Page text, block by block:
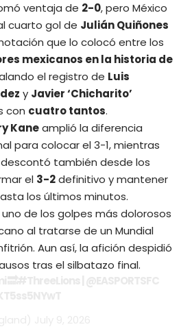
ventaja de 2-0, pero México
cuarto gol de Julián Quiñones
que lo colocó entre los
mexicanos en la historia de
el registro de Luis
y Javier ‘Chicharito’
con cuatro tantos.
Kaneamplió la diferencia
para colocar el 3-1, mientras
descontó también desde los
el 3-2definitivo y mantener
los últimos minutos.
de los golpes más dolorosos
al tratarse de un Mundial
Aun así, la afición despidió
tras el silbatazo final.